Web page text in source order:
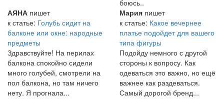
боюсь..
АЯНА пишет
к статье: Голубь сидит на
балконе или окне: народные
предметы
Здравствуйте! На перилах
балкона спокойно сидели
много голубей, смотрели на
пол балкона, но там ничего
нету. Я прогнала...
Мария пишет
к статье: Какое вечернее
платье подойдет для вашего
типа фигуры
Подойду немного с другой
стороны к вопросу. Как
одеваться это важно, но ещё
важнее как раздеваться.
Самый дорогой бренд...